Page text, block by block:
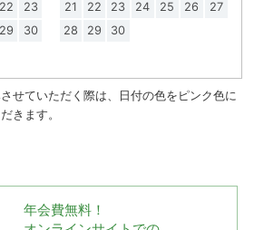
22
23
29
30
21
22 23 24 25 26
27
28
29 30
せていただく際は、日付の色をピンク色に
きます。
年会費無料！